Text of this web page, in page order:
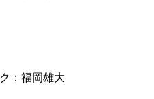
：福岡雄大